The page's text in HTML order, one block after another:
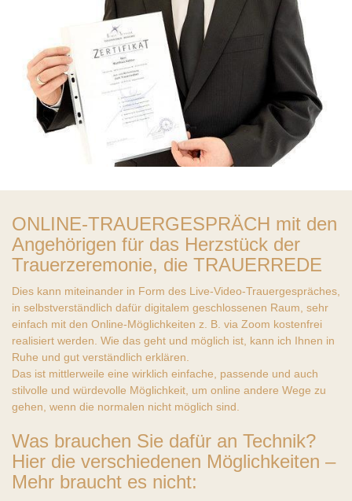
ONLINE-TRAUERGESPRÄCH mit den
Angehörigen für das Herzstück der
Trauerzeremonie, die TRAUERREDE
Dies kann miteinander in Form des Live-Video-Trauergespräches,
in selbstverständlich dafür digitalem geschlossenen Raum, sehr
einfach mit den Online-Möglichkeiten z. B. via Zoom kostenfrei
realisiert werden. Wie das geht und möglich ist, kann ich Ihnen in
Ruhe und gut verständlich erklären.
Das ist mittlerweile eine wirklich einfache, passende und auch
stilvolle und würdevolle Möglichkeit, um online andere Wege zu
gehen, wenn die normalen nicht möglich sind.
Was brauchen Sie dafür an Technik?
Hier die verschiedenen Möglichkeiten –
Mehr braucht es nicht: